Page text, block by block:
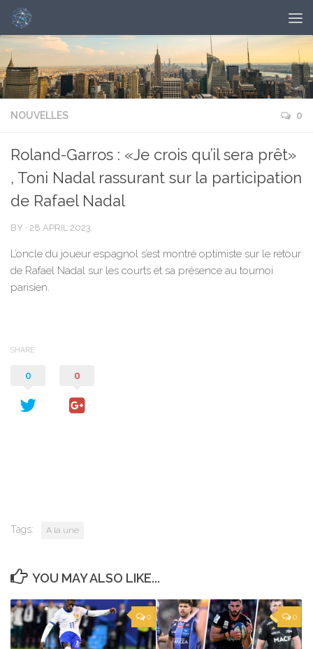
NOUVELLES 0
Roland-Garros : «Je crois qu’il sera prêt»
, Toni Nadal rassurant sur la participation
de Rafael Nadal
BY · 28 APRIL 2023
L’oncle du joueur espagnol s’est montré optimiste sur le retour
de Rafael Nadal sur les courts et sa présence au tournoi
parisien.
SHARE
0 0
Tags: A la une
YOU MAY ALSO LIKE...
0 0